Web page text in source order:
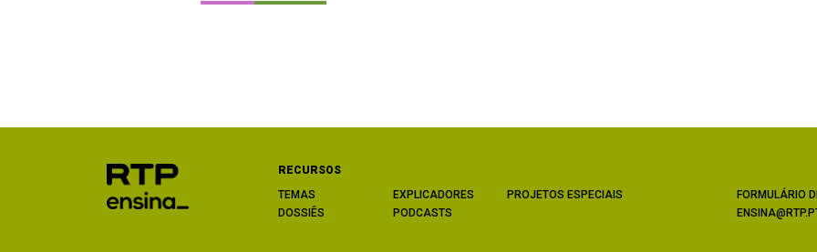
RECURSOS
TEMAS
DOSSIÊS
EXPLICADORES
PODCASTS
PROJETOS ESPECIAIS
FORMULÁRIO